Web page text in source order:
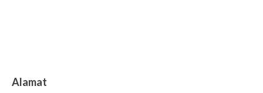
Alamat